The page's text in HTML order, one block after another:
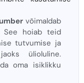
võimaldab
hoiab teid
tutvumise ja
ülioluline.
oma isiklikku